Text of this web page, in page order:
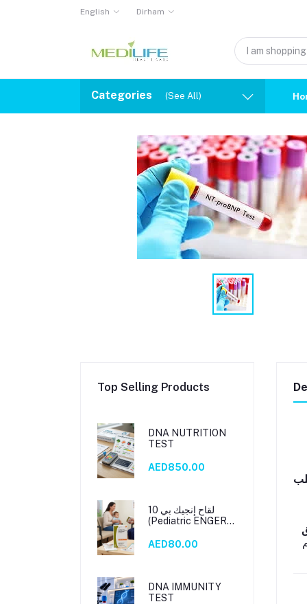
English Dirham
Categories (See All)
Top Selling Products
DNA NUTRITION
TEST
AED850.00
لقاح إنجيك بي 10
(Pediatric ENGERIX
AED80.00
DNA IMMUNITY
TEST